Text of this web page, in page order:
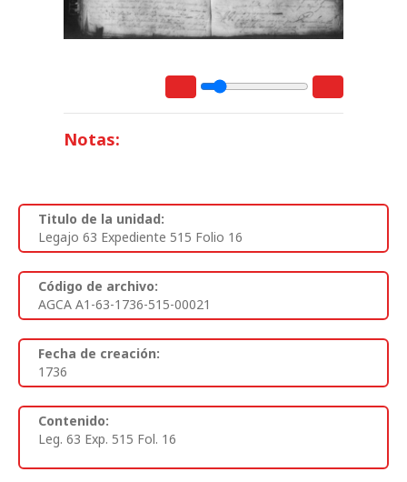
Notas:
Titulo de la unidad:
Legajo 63 Expediente 515 Folio 16
Código de archivo:
AGCA A1-63-1736-515-00021
Fecha de creación:
1736
Contenido:
Leg. 63 Exp. 515 Fol. 16